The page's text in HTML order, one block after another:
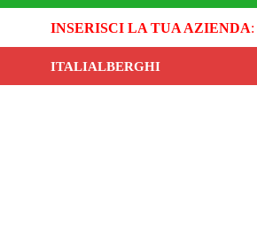
INSERISCI LA TUA AZIENDA
ITALIALBERGHI